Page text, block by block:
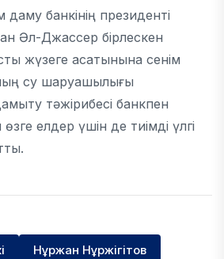
даму банкінің президенті
Әл-Джассер бірлескен
жүзеге асатынына сенім
су шаруашылығы
тәжірибесі банкпен
өзге елдер үшін де тиімді үлгі
Нұржан Нұржігітов